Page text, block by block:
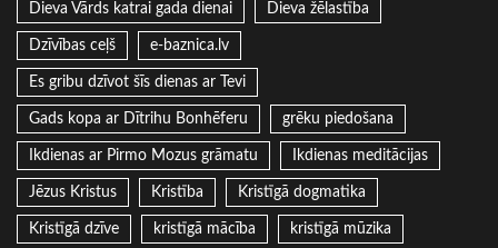
Dieva Vārds katrai gada dienai Dieva žēlastība
Dzīvības ceļš e-baznica.lv
Es gribu dzīvot šīs dienas ar Tevi
Gads kopa ar Dītrihu Bonhēferu grēku piedošana
Ikdienas ar Pirmo Mozus grāmatu Ikdienas meditācijas
Jēzus Kristus Kristība Kristīgā dogmatika
Kristīgā dzīve kristīgā mācība kristīgā mūzika